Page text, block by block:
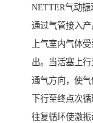
NETTER气动
通过气管接入
上气室内气体
出。当活塞上
通气方向，使
下行至终点次
往复循环使激